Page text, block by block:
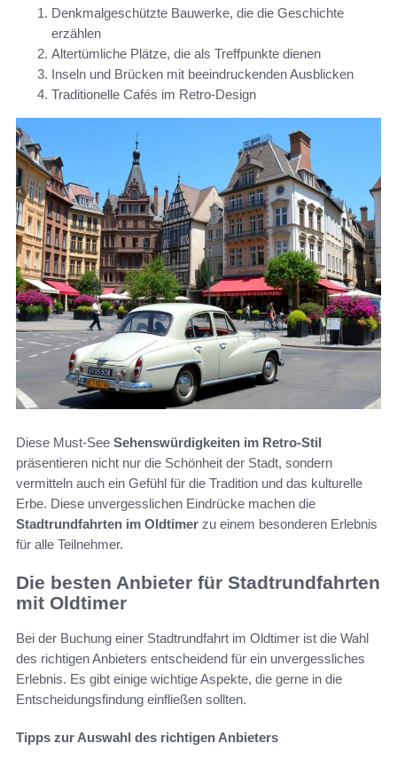
Denkmalgeschützte Bauwerke, die die Geschichte
erzählen
Altertümliche Plätze, die als Treffpunkte dienen
Inseln und Brücken mit beeindruckenden Ausblicken
Traditionelle Cafés im Retro-Design
Diese Must-See Sehenswürdigkeiten im Retro-Stil
präsentieren nicht nur die Schönheit der Stadt, sondern
vermitteln auch ein Gefühl für die Tradition und das kulturelle
Erbe. Diese unvergesslichen Eindrücke machen die
Stadtrundfahrten im Oldtimer zu einem besonderen Erlebnis
für alle Teilnehmer.
Die besten Anbieter für Stadtrundfahrten
mit Oldtimer
Bei der Buchung einer Stadtrundfahrt im Oldtimer ist die Wahl
des richtigen Anbieters entscheidend für ein unvergessliches
Erlebnis. Es gibt einige wichtige Aspekte, die gerne in die
Entscheidungsfindung einfließen sollten.
Tipps zur Auswahl des richtigen Anbieters